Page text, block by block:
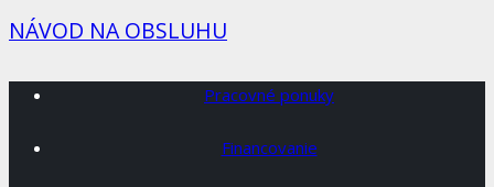
NÁVOD NA OBSLUHU
Pracovné ponuky
Financovanie